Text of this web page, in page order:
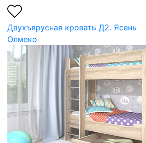
Двухъярусная кровать Д2. Ясень
Олмеко